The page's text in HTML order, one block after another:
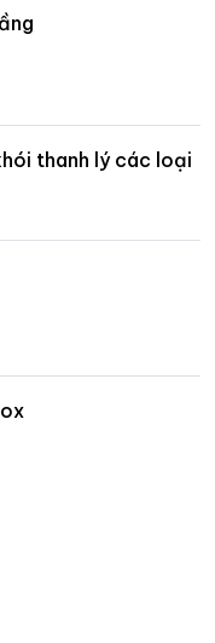
thanh lý các loại